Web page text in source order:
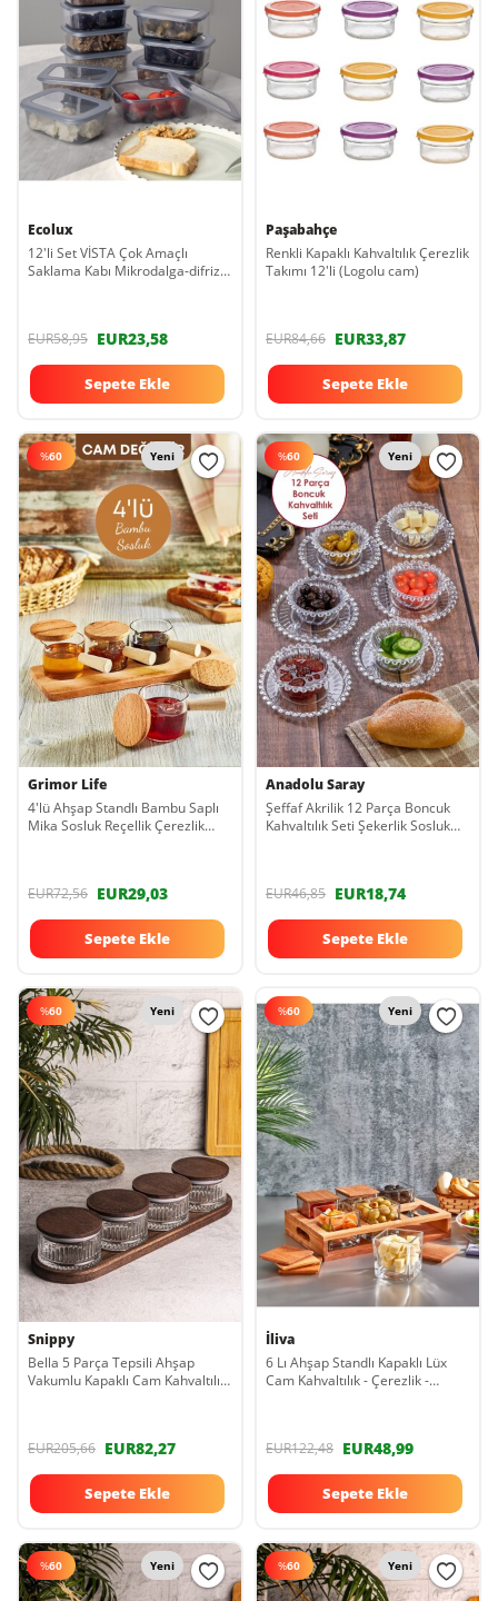
Ecolux
12'li Set VİSTA Çok Amaçlı
Saklama Kabı Mikrodalga-difriz-
EUR58,95 EUR23,58
Sepete Ekle
Paşabahçe
Renkli Kapaklı Kahvaltılık Çerezlik
Takımı 12'li (Logolu cam)
EUR84,66 EUR33,87
Sepete Ekle
%60 Yeni
Grimor Life
4'lü Ahşap Standlı Bambu Saplı
Mika Sosluk Reçellik Çerezlik
EUR72,56 EUR29,03
Sepete Ekle
%60 Yeni
Anadolu Saray
Şeffaf Akrilik 12 Parça Boncuk
Kahvaltılık Seti Şekerlik Sosluk
EUR46,85 EUR18,74
Sepete Ekle
%60 Yeni
Snippy
Bella 5 Parça Tepsili Ahşap
Vakumlu Kapaklı Cam Kahvaltılık
EUR205,66 EUR82,27
Sepete Ekle
%60 Yeni
İliva
6 Lı Ahşap Standlı Kapaklı Lüx
Cam Kahvaltılık - Çerezlik -
EUR122,48 EUR48,99
Sepete Ekle
%60 Yeni %60 Yeni